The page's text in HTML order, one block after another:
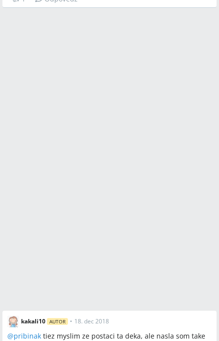
kakali10 AUTOR • 18. dec 2018
@pribinak tiez myslim ze postaci ta deka, ale nasla som take